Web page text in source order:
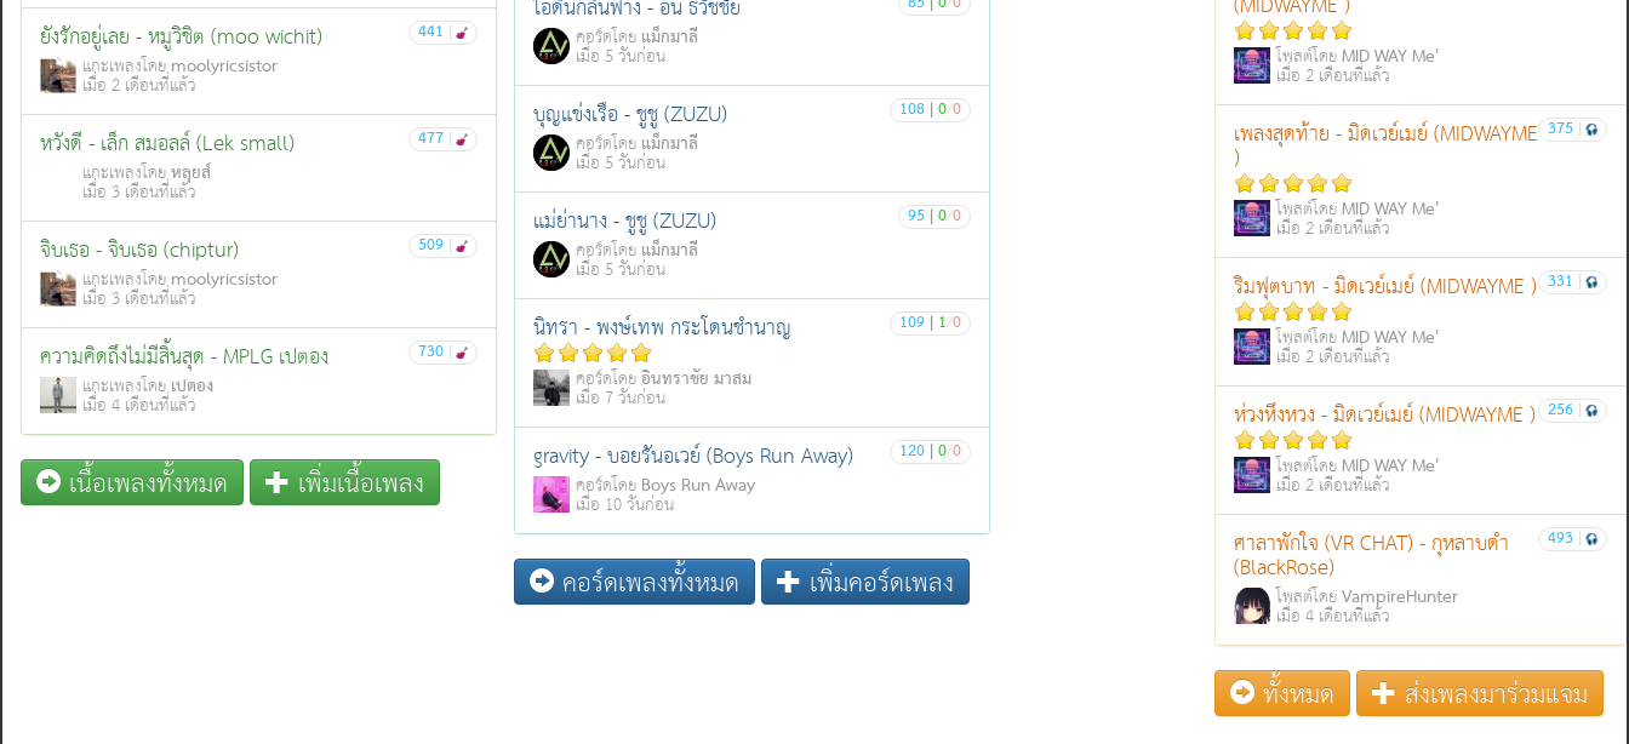
441 |
ยังรักอยู่เลย - หมูวิชิต (moo wichit)
แกะเพลงโดยmoolyricsistor
เมื่อ 2 เดือนที่แล้ว
477 |
หวังดี - เล็ก สมอลล์ (Lek small)
แกะเพลงโดยหลุยส์
เมื่อ 3 เดือนที่แล้ว
509 |
จิบเธอ - จิบเธอ (chiptur)
แกะเพลงโดยmoolyricsistor
เมื่อ 3 เดือนที่แล้ว
730 |
ความคิดถึงไม่มีสิ้นสุด - MPLG เปตอง
แกะเพลงโดยเปตอง
เมื่อ 4 เดือนที่แล้ว
เนื้อเพลงทั้งหมด เพิ่มเนื้อเพลง
ไอดินกลิ่นฟาง - อ้น ธวัชชัย
คอร์ดโดย แม็กมาลี
เมื่อ 5 วันก่อน
108 | 0/0
บุญแข่งเรือ - ชูชู (ZUZU)
คอร์ดโดย แม็กมาลี
เมื่อ 5 วันก่อน
95 | 0/0
แม่ย่านาง - ชูชู (ZUZU)
คอร์ดโดย แม็กมาลี
เมื่อ 5 วันก่อน
109 | 1/0
นิทรา - พงษ์เทพ กระโดนชำนาญ
คอร์ดโดยอินทราชัย มาสม
เมื่อ 7 วันก่อน
120 | 0/0
gravity - บอยรันอเวย์ (Boys Run Away)
คอร์ดโดย Boys Run Away
เมื่อ 10 วันก่อน
คอร์ดเพลงทั้งหมด เพิ่มคอร์ดเพลง
โพสต์โดยMID WAY Me'
เมื่อ 2 เดือนที่แล้ว
375 |
เพลงสุดท้าย - มิดเวย์เมย์ (MIDWAYME
)
โพสต์โดยMID WAY Me'
เมื่อ 2 เดือนที่แล้ว
331 |
ริมฟุตบาท - มิดเวย์เมย์ (MIDWAYME )
โพสต์โดยMID WAY Me'
เมื่อ 2 เดือนที่แล้ว
256 |
ห่วงหึงหวง - มิดเวย์เมย์ (MIDWAYME )
โพสต์โดยMID WAY Me'
เมื่อ 2 เดือนที่แล้ว
493 |
ศาลาพักใจ (VR CHAT) - กุหลาบดำ
(BlackRose)
โพสต์โดยVampireHunter
เมื่อ 4 เดือนที่แล้ว
ทั้งหมด ส่งเพลงมาร่วมแจม